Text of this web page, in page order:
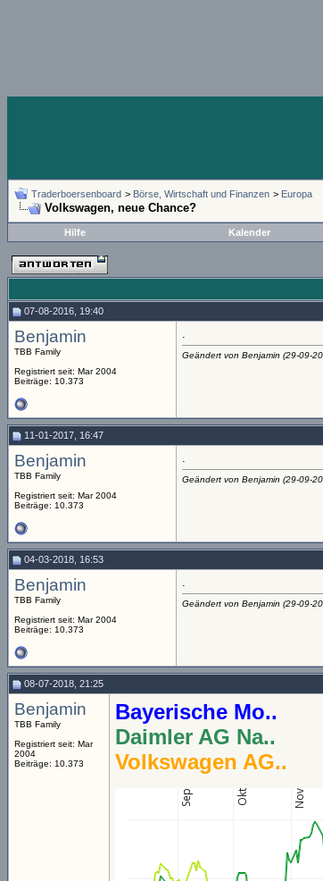
Traderboersenboard > Börse, Wirtschaft und Finanzen > Europa
Volkswagen, neue Chance?
Hilfe Kalender
07-08-2016, 19:40
Benjamin
TBB Family
Registriert seit: Mar 2004
Beiträge: 10.373
.
Geändert von Benjamin (29-09-
11-01-2017, 16:47
Benjamin
TBB Family
Registriert seit: Mar 2004
Beiträge: 10.373
.
Geändert von Benjamin (29-09-
04-03-2018, 16:53
Benjamin
TBB Family
Registriert seit: Mar 2004
Beiträge: 10.373
.
Geändert von Benjamin (29-09-
08-07-2018, 21:25
Benjamin
TBB Family
Registriert seit: Mar
2004
Beiträge: 10.373
Bayerische Mo..
Daimler AG Na..
Volkswagen AG..